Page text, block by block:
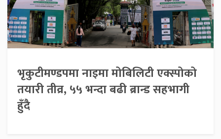
भृकुटीमण्डपमा नाइमा मोबिलिटी एक्स्पोको
तयारी तीव्र, ५५ भन्दा बढी ब्रान्ड सहभागी
हुँदै